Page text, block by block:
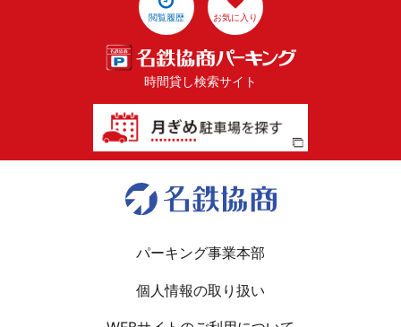
閲覧履歴 お気に入り
時間貸し検索サイト
パーキング事業本部
個人情報の取り扱い